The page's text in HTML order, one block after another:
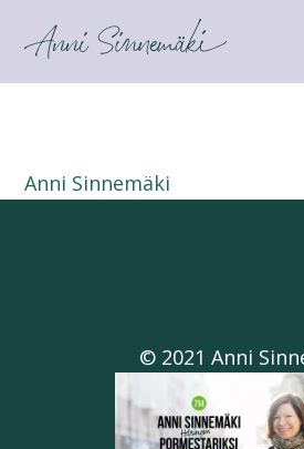
ANNI SINNEMÄKI
Anni Sinnemäki
© 2021 Anni